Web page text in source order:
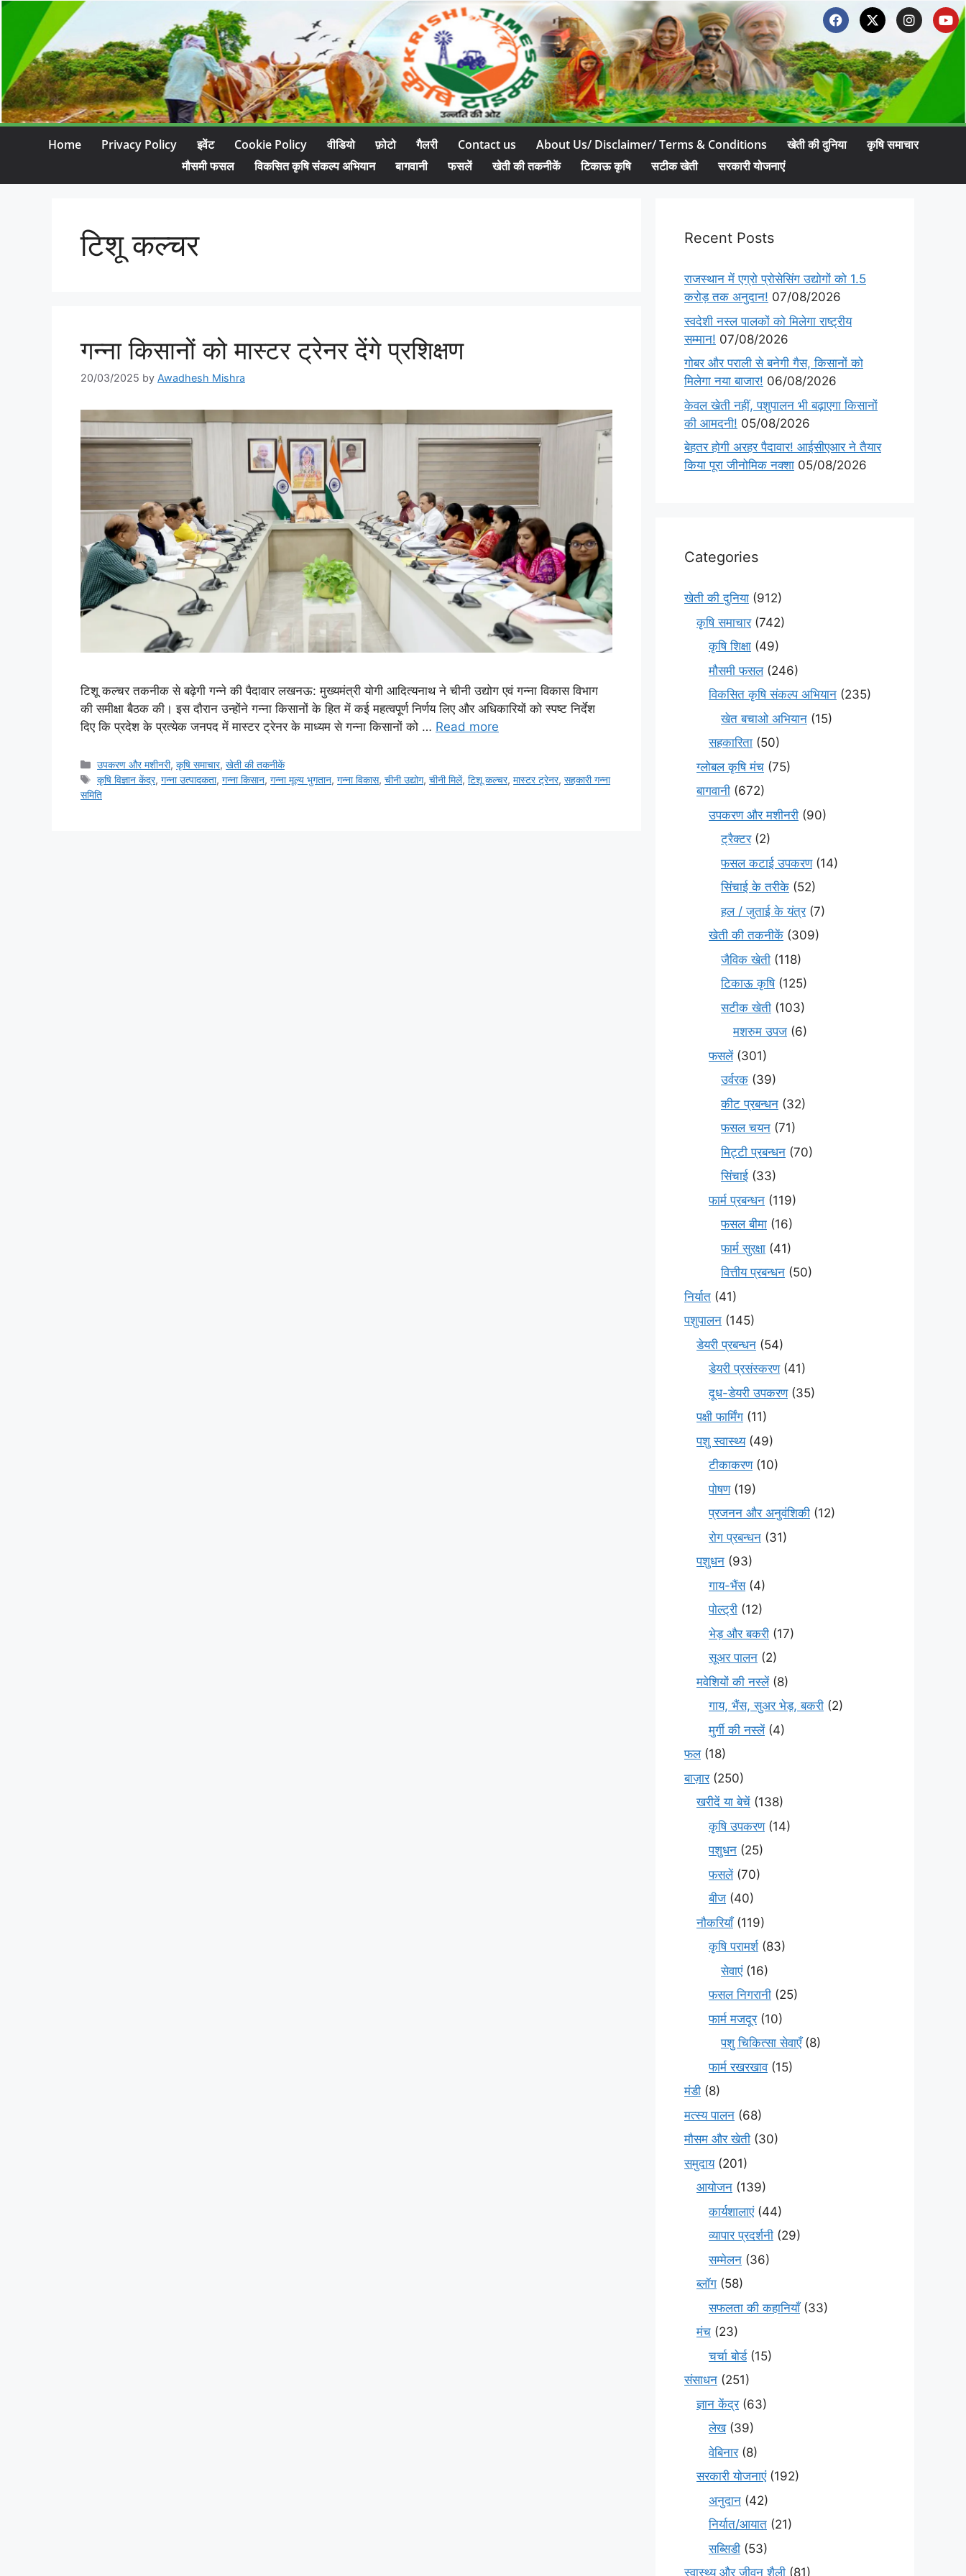
Home Privacy Policy इवेंट Cookie Policy वीडियो फ़ोटो गैलरी Contact us About Us/ Disclaimer/ Terms & Conditions खेती की दुनिया
कृषि समाचार
मौसमी फसल
विकसित कृषि संकल्प अभियान बागवानी फसलें खेती की तकनीकें टिकाऊ कृषि सटीक खेती सरकारी योजनाएं
टिशू कल्चर
गन्ना किसानों को मास्टर ट्रेनर देंगे प्रशिक्षण
20/03/2025 by Awadhesh Mishra
टिशू कल्चर तकनीक से बढ़ेगी गन्ने की पैदावार लखनऊ: मुख्यमंत्री योगी आदित्यनाथ ने चीनी उद्योग एवं गन्ना विकास विभाग
की समीक्षा बैठक की। इस दौरान उन्होंने गन्ना किसानों के हित में कई महत्वपूर्ण निर्णय लिए और अधिकारियों को स्पष्ट निर्देश
दिए कि प्रदेश के प्रत्येक जनपद में मास्टर ट्रेनर के माध्यम से गन्ना किसानों को … Read more
उपकरण और मशीनरी,कृषि समाचार,खेती की तकनीकें
कृषि विज्ञान केंद्र,गन्ना उत्पादकता,गन्ना किसान,गन्ना मूल्य भुगतान,गन्ना विकास,चीनी उद्योग,चीनी मिलें,टिशू कल्चर,मास्टर ट्रेनर,सहकारी गन्ना
समिति
Recent Posts
राजस्थान में एग्रो प्रोसेसिंग उद्योगों को 1.5
करोड़ तक अनुदान! 07/08/2026
स्वदेशी नस्ल पालकों को मिलेगा राष्ट्रीय
सम्मान! 07/08/2026
गोबर और पराली से बनेगी गैस, किसानों को
मिलेगा नया बाजार! 06/08/2026
केवल खेती नहीं, पशुपालन भी बढ़ाएगा किसानों
की आमदनी! 05/08/2026
बेहतर होगी अरहर पैदावार! आईसीएआर ने तैयार
किया पूरा जीनोमिक नक्शा 05/08/2026
Categories
खेती की दुनिया (912)
कृषि समाचार(742)
कृषि शिक्षा (49)
मौसमी फसल(246)
विकसित कृषि संकल्प अभियान (235)
खेत बचाओ अभियान (15)
सहकारिता (50)
ग्लोबल कृषि मंच (75)
बागवानी (672)
उपकरण और मशीनरी (90)
ट्रैक्टर(2)
फसल कटाई उपकरण(14)
सिंचाई के तरीके (52)
हल / जुताई के यंत्र(7)
खेती की तकनीकें (309)
जैविक खेती (118)
टिकाऊ कृषि(125)
सटीक खेती (103)
मशरुम उपज (6)
फसलें(301)
उर्वरक (39)
कीट प्रबन्धन (32)
फसल चयन (71)
मि‌ट्टी प्रबन्धन (70)
सिंचाई (33)
फार्म प्रबन्धन (119)
फसल बीमा (16)
फार्म सुरक्षा (41)
वित्तीय प्रबन्धन (50)
निर्यात (41)
पशुपालन (145)
डेयरी प्रबन्धन (54)
डेयरी प्रसंस्करण(41)
दूध-डेयरी उपकरण(35)
पक्षी फार्मिंग (11)
पशु स्वास्थ्य(49)
टीकाकरण(10)
पोषण(19)
प्रजनन और अनुवंशिकी (12)
रोग प्रबन्धन (31)
पशुधन (93)
गाय-भैंस(4)
पोल्ट्री (12)
भेड़ और बकरी (17)
सूअर पालन (2)
मवेशियों की नस्लें(8)
गाय, भैंस, सुअर भेड़, बकरी (2)
मुर्गी की नस्लें(4)
फल(18)
बाज़ार(250)
खरीदें या बेचें (138)
कृषि उपकरण(14)
पशुधन (25)
फसलें(70)
बीज (40)
नौकरियाँ(119)
कृषि परामर्श(83)
सेवाएं(16)
फसल निगरानी (25)
फार्म मजदूर(10)
पशु चिकित्सा सेवाएँ(8)
फार्म रखरखाव(15)
मंडी (8)
मत्स्य पालन (68)
मौसम और खेती (30)
समुदाय(201)
आयोजन (139)
कार्यशालाएं(44)
व्यापार प्रदर्शनी (29)
सम्मेलन (36)
ब्लॉग (58)
सफलता की कहानियाँ(33)
मंच (23)
चर्चा बोर्ड(15)
संसाधन (251)
ज्ञान केंद्र(63)
लेख(39)
वेबिनार(8)
सरकारी योजनाएं(192)
अनुदान (42)
निर्यात/आयात (21)
सब्सिडी (53)
स्वास्थ्य और जीवन शैली (81)